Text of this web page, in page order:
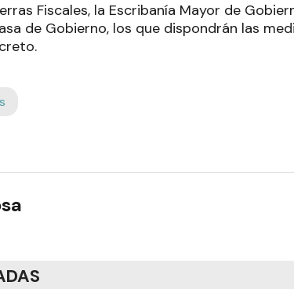
Fiscales, la Escribanía Mayor de
de Gobierno, los que dispondrán las